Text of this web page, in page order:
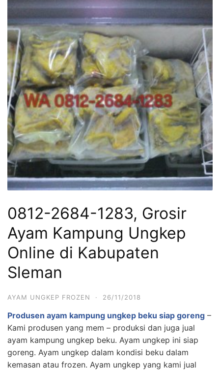
0812-2684-1283, Grosir
Ayam Kampung Ungkep
Online di Kabupaten
Sleman
AYAM UNGKEP FROZEN · 26/11/2018
Produsen ayam kampung ungkep beku siap goreng –
Kami produsen yang mem – produksi dan juga jual
ayam kampung ungkep beku. Ayam ungkep ini siap
goreng. Ayam ungkep dalam kondisi beku dalam
kemasan atau frozen. Ayam ungkep yang kami jual